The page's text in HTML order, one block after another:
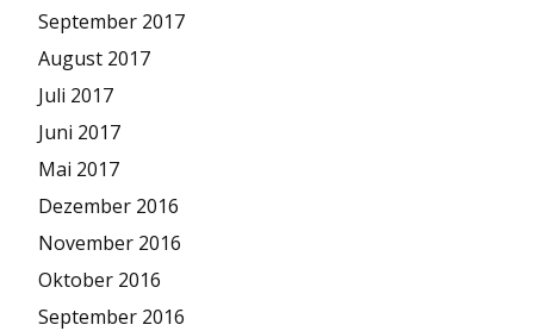
September 2017
August 2017
Juli 2017
Juni 2017
Mai 2017
Dezember 2016
November 2016
Oktober 2016
September 2016